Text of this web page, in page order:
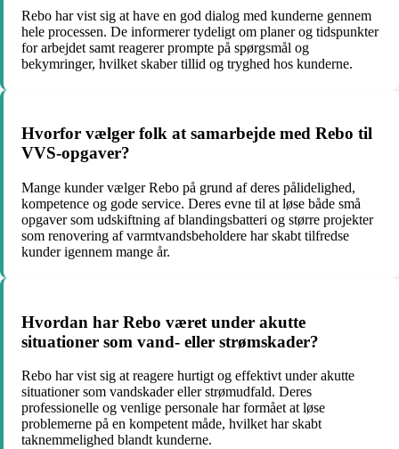
Rebo har vist sig at have en god dialog med kunderne gennem
hele processen. De informerer tydeligt om planer og tidspunkter
for arbejdet samt reagerer prompte på spørgsmål og
bekymringer, hvilket skaber tillid og tryghed hos kunderne.
Hvorfor vælger folk at samarbejde med Rebo til
VVS-opgaver?
Mange kunder vælger Rebo på grund af deres pålidelighed,
kompetence og gode service. Deres evne til at løse både små
opgaver som udskiftning af blandingsbatteri og større projekter
som renovering af varmtvandsbeholdere har skabt tilfredse
kunder igennem mange år.
Hvordan har Rebo været under akutte
situationer som vand- eller strømskader?
Rebo har vist sig at reagere hurtigt og effektivt under akutte
situationer som vandskader eller strømudfald. Deres
professionelle og venlige personale har formået at løse
problemerne på en kompetent måde, hvilket har skabt
taknemmelighed blandt kunderne.